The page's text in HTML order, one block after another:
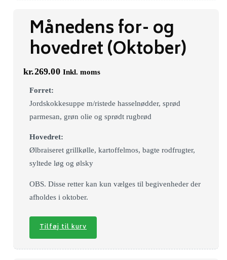
Månedens for- og
hovedret (Oktober)
kr.269.00 Inkl. moms
Forret:
Jordskokkesuppe m/ristede hasselnødder, sprød
parmesan, grøn olie og sprødt rugbrød
Hovedret:
Ølbraiseret grillkølle, kartoffelmos, bagte rodfrugter,
syltede løg og ølsky
OBS. Disse retter kan kun vælges til begivenheder der
afholdes i oktober.
Tilføj til kurv